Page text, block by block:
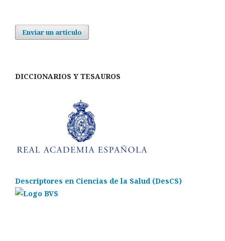
Enviar un artículo
DICCIONARIOS Y TESAUROS
Descriptores en Ciencias de la Salud (DesCS)